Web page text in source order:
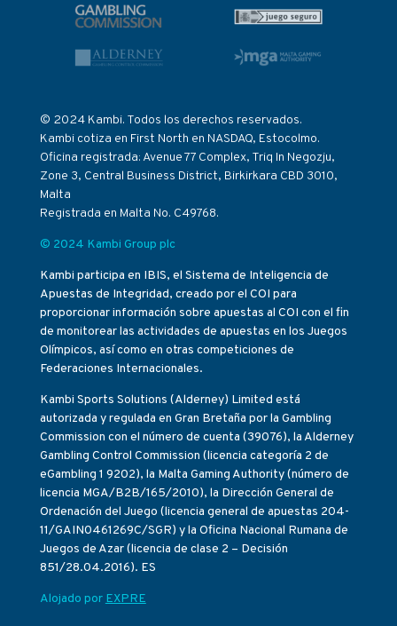
© 2024 Kambi. Todos los derechos reservados.
Kambi cotiza en First North en NASDAQ, Estocolmo.
Oficina registrada: Avenue 77 Complex, Triq In Negozju,
Zone 3, Central Business District, Birkirkara CBD 3010,
Malta
Registrada en Malta No. C49768.
© 2024 Kambi Group plc
Kambi participa en IBIS, el Sistema de Inteligencia de
Apuestas de Integridad, creado por el COI para
proporcionar información sobre apuestas al COI con el fin
de monitorear las actividades de apuestas en los Juegos
Olímpicos, así como en otras competiciones de
Federaciones Internacionales.
Kambi Sports Solutions (Alderney) Limited está
autorizada y regulada en Gran Bretaña por la Gambling
Commission con el número de cuenta (39076), la Alderney
Gambling Control Commission (licencia categoría 2 de
eGambling 1 9202), la Malta Gaming Authority (número de
licencia MGA/B2B/165/2010), la Dirección General de
Ordenación del Juego (licencia general de apuestas 204-
11/GAIN0461269C/SGR) y la Oficina Nacional Rumana de
Juegos de Azar (licencia de clase 2 – Decisión
851/28.04.2016). ES
Alojado por EXPRE